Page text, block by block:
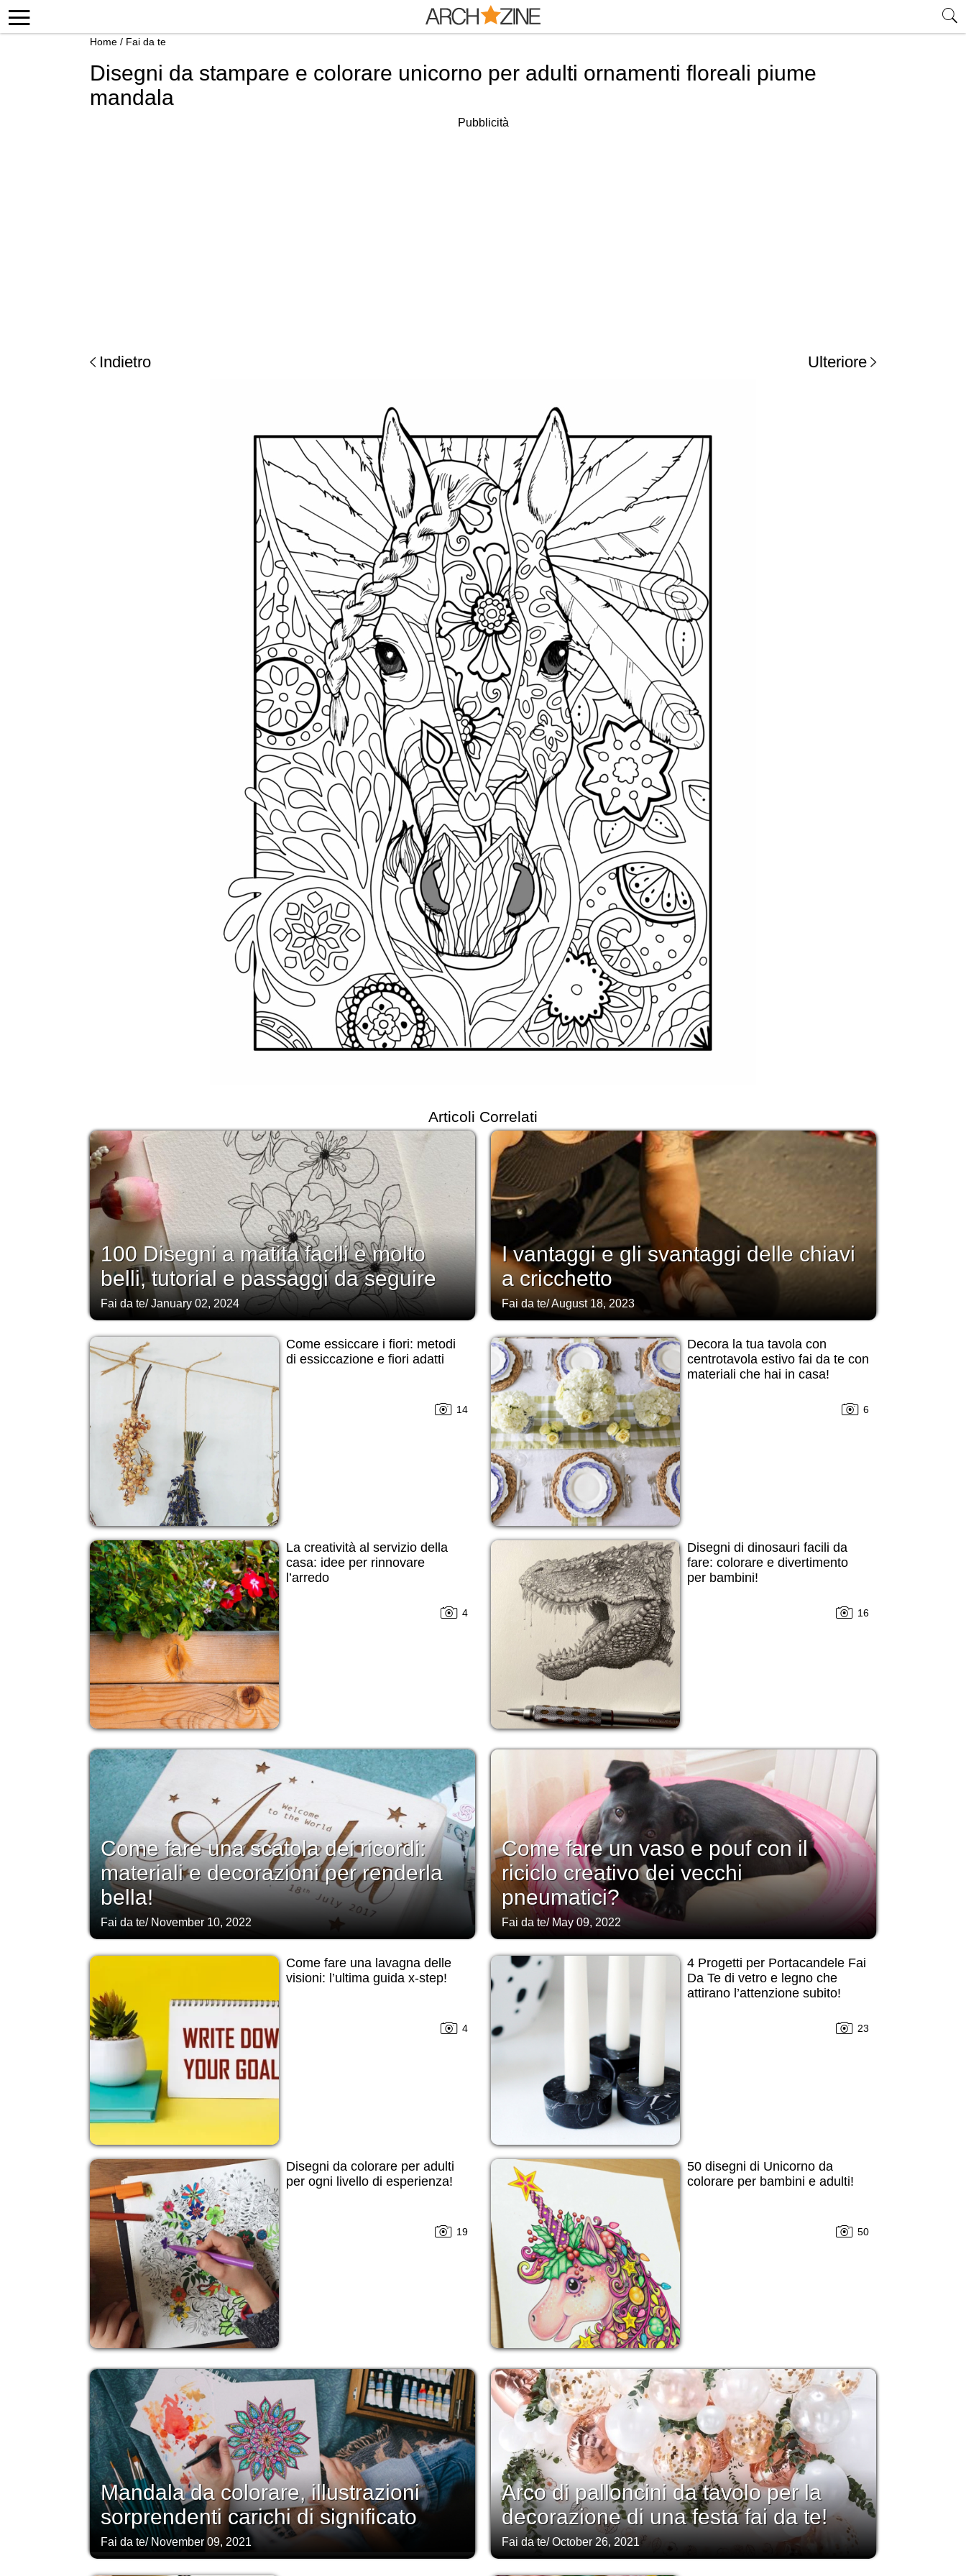
Home / Fai da te
Disegni da stampare e colorare unicorno per adulti ornamenti floreali piume
mandala
Pubblicità
Indietro Ulteriore
Articoli Correlati
100 Disegni a matita facili e molto
belli, tutorial e passaggi da seguire
Fai da te/January 02, 2024
I vantaggi e gli svantaggi delle chiavi
a cricchetto
Fai da te/August 18, 2023
Come essiccare i fiori: metodi
di essiccazione e fiori adatti
14
Decora la tua tavola con
centrotavola estivo fai da te con
materiali che hai in casa!
6
La creatività al servizio della
casa: idee per rinnovare
l’arredo
4
Disegni di dinosauri facili da
fare: colorare e divertimento
per bambini!
16
Come fare una scatola dei ricordi:
materiali e decorazioni per renderla
bella!
Fai da te/ November 10, 2022
Come fare un vaso e pouf con il
riciclo creativo dei vecchi
pneumatici?
Fai da te/ May 09, 2022
Come fare una lavagna delle
visioni: l’ultima guida x-step!
4
4 Progetti per Portacandele Fai
Da Te di vetro e legno che
attirano l’attenzione subito!
23
Disegni da colorare per adulti
per ogni livello di esperienza!
19
50 disegni di Unicorno da
colorare per bambini e adulti!
50
Mandala da colorare, illustrazioni
sorprendenti carichi di significato
Fai da te/ November 09, 2021
Arco di palloncini da tavolo per la
decorazione di una festa fai da te!
Fai da te/October 26, 2021